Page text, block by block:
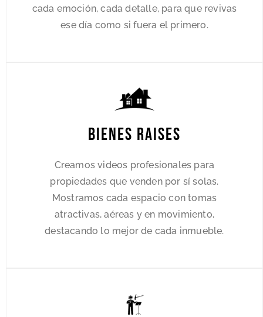
cada emoción, cada detalle, para que revivas
ese día como si fuera el primero.
Bienes Raises
Creamos videos profesionales para
propiedades que venden por sí solas.
Mostramos cada espacio con tomas
atractivas, aéreas y en movimiento,
destacando lo mejor de cada inmueble.